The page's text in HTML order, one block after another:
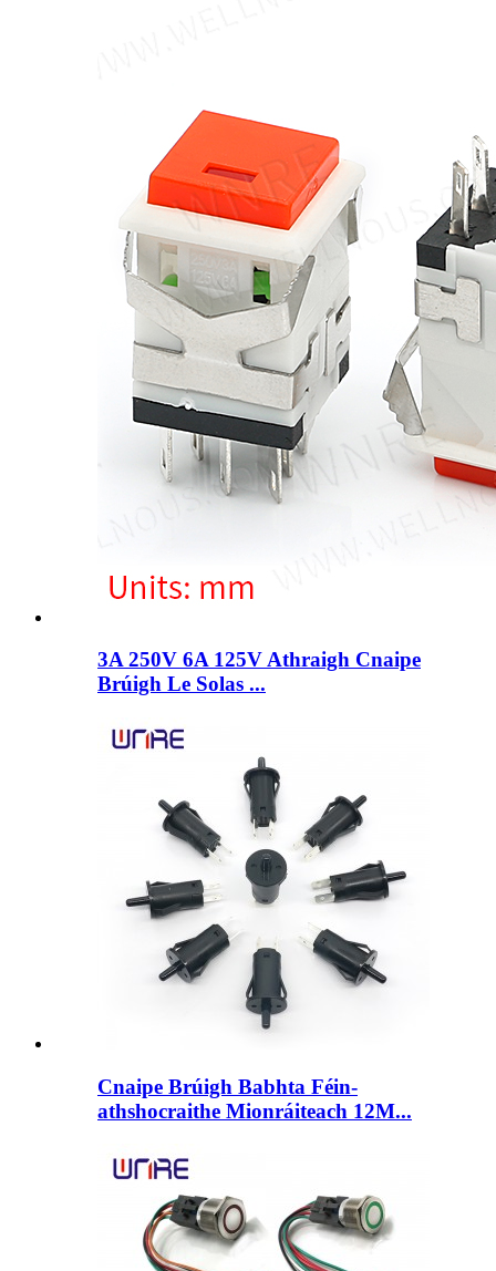
3A 250V 6A 125V Athraigh Cnaipe
Brúigh Le Solas ...
Cnaipe Brúigh Babhta Féin-
athshocraithe Mionráiteach 12M...